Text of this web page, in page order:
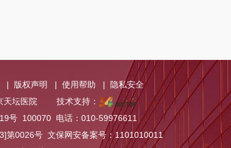
| 版权声明 | 使用帮助 |
隐私安全
京天坛医院 技术支持：
号 100070 电话：010-59976611
第0026号 文保网安备案号：1101010011